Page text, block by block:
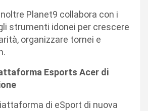
Planet9 collabora con i
strumenti idonei per crescere
organizzare tornei e
Esports Acer di
di eSport di nuova